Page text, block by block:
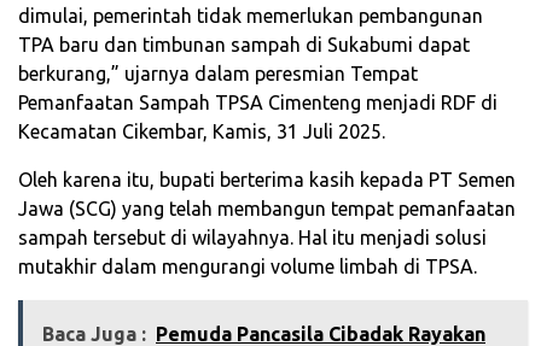
dimulai, pemerintah tidak memerlukan pembangunan
TPA baru dan timbunan sampah di Sukabumi dapat
berkurang,” ujarnya dalam peresmian Tempat
Pemanfaatan Sampah TPSA Cimenteng menjadi RDF di
Kecamatan Cikembar, Kamis, 31 Juli 2025.
Oleh karena itu, bupati berterima kasih kepada PT Semen
Jawa (SCG) yang telah membangun tempat pemanfaatan
sampah tersebut di wilayahnya. Hal itu menjadi solusi
mutakhir dalam mengurangi volume limbah di TPSA.
Baca Juga : Pemuda Pancasila Cibadak Rayakan